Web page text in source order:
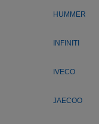
HUMMER
INFINITI
IVECO
JAECOO